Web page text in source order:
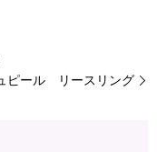
ピール リースリング